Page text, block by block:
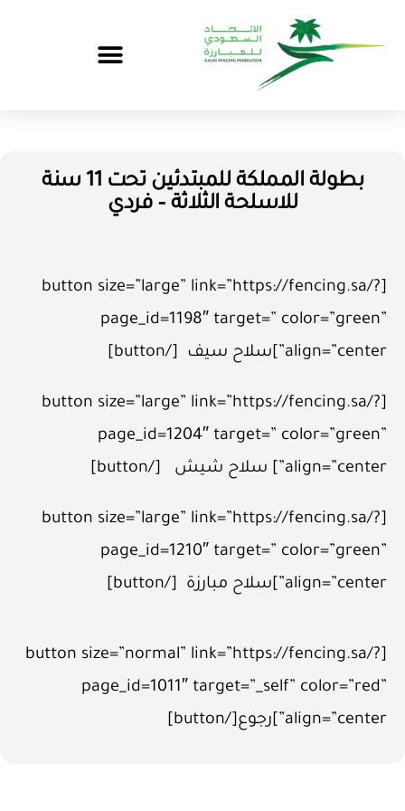
بطولة المملكة للمبتدئين تحت 11 سنة
للاسلحة الثلاثة – فردي
[button size=”large” link=”https://fencing.sa/?
page_id=1198″ target=” color=”green”
align=”center”]سلاح سيف [/button]
[button size=”large” link=”https://fencing.sa/?
page_id=1204″ target=” color=”green”
align=”center”] سلاح شيش [/button]
[button size=”large” link=”https://fencing.sa/?
page_id=1210″ target=” color=”green”
align=”center”]سلاح مبارزة [/button]
[button size=”normal” link=”https://fencing.sa/?
page_id=1011″ target=”_self” color=”red”
align=”center”]رجوع[/button]